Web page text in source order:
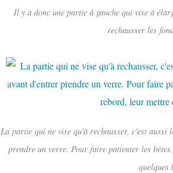
Il y a donc une partie à gauche qui vise à
rechausser les
La partie qui ne vise qu'à rechausser, c'est
prendre un verre. Pour faire patienter les
quelques